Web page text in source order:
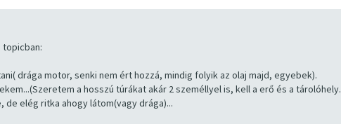
topicban:
drága motor, senki nem ért hozzá, mindig folyik az olaj majd, egyebek).
a hosszú túrákat akár 2 személlyel is, kell a erő és a tárolóhely.
de elég ritka ahogy látom(vagy drága)...